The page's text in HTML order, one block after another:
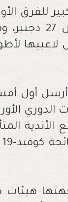
للفرق
أن تخسر جهود
أول أمس
هيئات